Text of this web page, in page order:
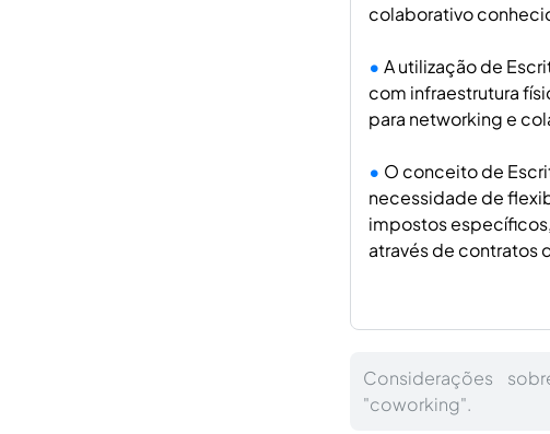
colaborativo
A utilização de
com infraestrutura
para networking e
O conceito de
necessidade de
impostos
através de contratos
Considerações
"coworking".